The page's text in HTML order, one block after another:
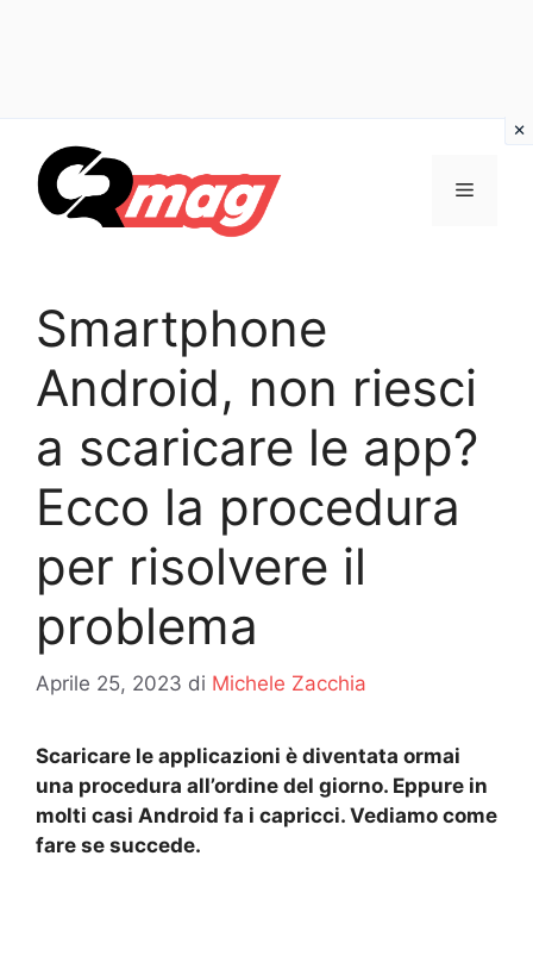
contenuto
Menu
Smartphone
Android, non riesci
a scaricare le app?
Ecco la procedura
per risolvere il
problema
Aprile 25, 2023 di Michele Zacchia
Scaricare le applicazioni è diventata ormai
una procedura all’ordine del giorno. Eppure in
molti casi Android fa i capricci. Vediamo come
fare se succede.